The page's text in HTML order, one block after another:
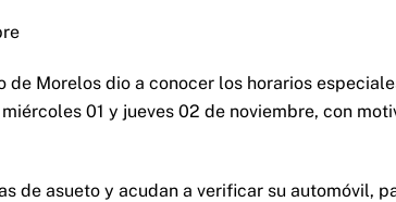
Morelos dio a conocer los horarios
01 y jueves 02 de noviembre, con
de asueto y acudan a verificar su automóvil,